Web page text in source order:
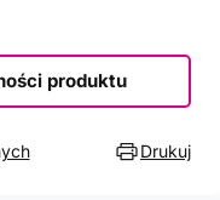
produktu
Drukuj